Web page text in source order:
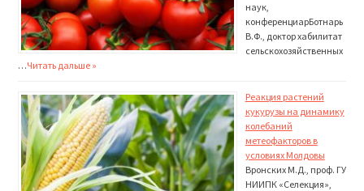
наук,
конференциарБотнарь
В.Ф., доктор хабилитат
сельскохозяйственных
…Читать дальше »
Реакция растений
кукурузы на динамику
колебаний
метеофакторов в
условиях Молдовы
Вронских М.Д., проф. ГУ
НИИПК «Селекция»,